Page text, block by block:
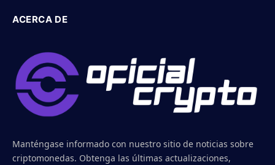
ACERCA DE
Manténgase informado con nuestro sitio de noticias sobre
criptomonedas. Obtenga las últimas actualizaciones,